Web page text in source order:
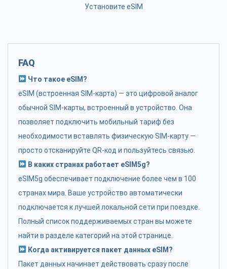
Установите eSIM
FAQ
Что такое eSIM?
eSIM (встроенная SIM-карта) — это цифровой аналог
обычной SIM-карты, встроенный в устройство. Она
позволяет подключить мобильный тариф без
необходимости вставлять физическую SIM-карту —
просто отсканируйте QR-код и пользуйтесь связью.
В каких странах работает eSIM5g?
eSIM5g обеспечивает подключение более чем в 100
странах мира. Ваше устройство автоматически
подключается к лучшей локальной сети при поездке.
Полный список поддерживаемых стран вы можете
найти в разделе категорий на этой странице.
Когда активируется пакет данных eSIM?
Пакет данных начинает действовать сразу после